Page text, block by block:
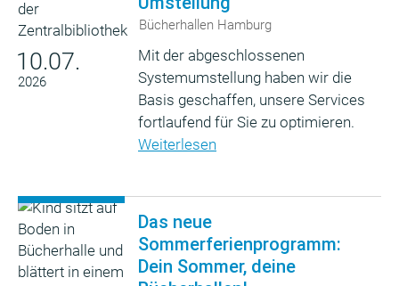
10.07.
2026
Bücherhallen Hamburg
Mit der abgeschlossenen
Systemumstellung haben wir die
Basis geschaffen, unsere Services
fortlaufend für Sie zu optimieren.
Weiterlesen
Das neue
Sommerferienprogramm:
Dein Sommer, deine